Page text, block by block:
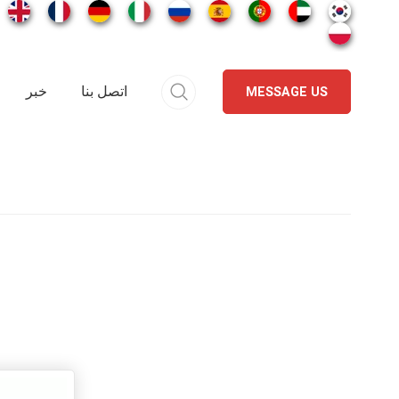
خبر اتصل بنا MESSAGE US